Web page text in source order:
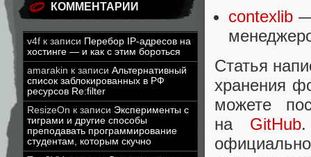
КОММЕНТАРИИ
v4f к записи Перебор IP-адресов на
хостинге — и как с этим бороться
amarakin к записи Альтернативный
список заблокированных в РФ
ресурсов Re:filter
ResizeOn к записи Эксперименты с
тиграми и другие способы
преподавать программирование
студентам, которым скучно
contexlib —
Статья
хранения
можете
на GitHub.